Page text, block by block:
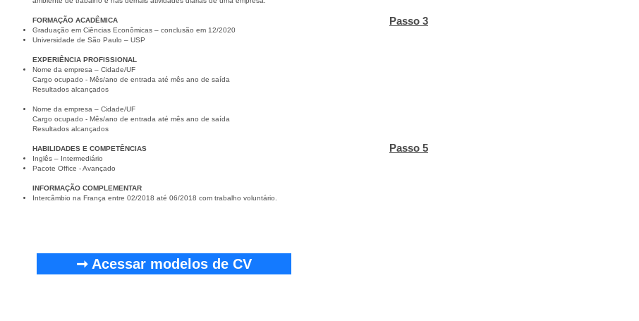
Passo 5
FORMAÇÃO ACADÊMICA
Graduação em Ciências Econômicas – conclusão em 12/2020
Universidade de São Paulo – USP
EXPERIÊNCIA PROFISSIONAL
Nome da empresa – Cidade/UF
Cargo ocupado - Mês/ano de entrada até mês ano de saída
Resultados alcançados
Nome da empresa – Cidade/UF
Cargo ocupado - Mês/ano de entrada até mês ano de saída
Resultados alcançados
HABILIDADES E COMPETÊNCIAS
Inglês – Intermediário
Pacote Office - Avançado
INFORMAÇÃO COMPLEMENTAR
Intercâmbio na França entre 02/2018 até 06/2018 com trabalho voluntário.
➞ Acessar modelos de CV
Passo 3